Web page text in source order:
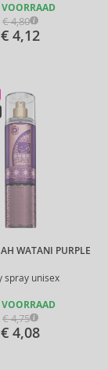
€ 4,80
€ 4,12
WATANI PURPLE
spray unisex
€ 4,75
€ 4,08